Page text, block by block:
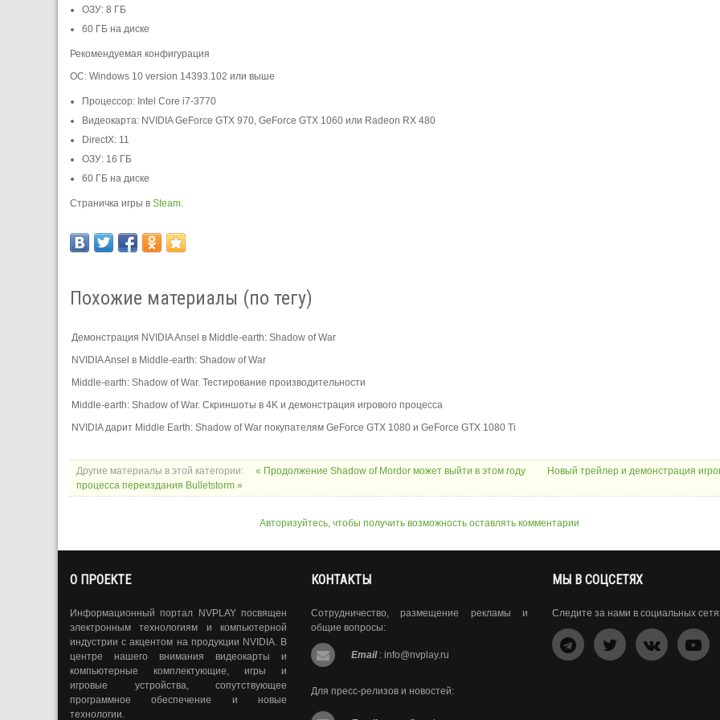
ОЗУ: 8 ГБ
60 ГБ на диске
Рекомендуемая конфигурация
ОС: Windows 10 version 14393.102 или выше
Процессор: Intel Core i7-3770
Видеокарта: NVIDIA GeForce GTX 970, GeForce GTX 1060 или Radeon RX 480
DirectX: 11
ОЗУ: 16 ГБ
60 ГБ на диске
Страничка игры в Steam.
Похожие материалы (по тегу)
Демонстрация NVIDIA Ansel в Middle-earth: Shadow of War
NVIDIA Ansel в Middle-earth: Shadow of War
Middle-earth: Shadow of War. Тестирование производительности
Middle-earth: Shadow of War. Скриншоты в 4K и демонстрация игрового процесса
NVIDIA дарит Middle Earth: Shadow of War покупателям GeForce GTX 1080 и GeForce GTX 1080 Ti
Другие материалы в этой категории: « Продолжение Shadow of Mordor может выйти в этом году
Новый трейлер и демонстрация
процесса переиздания Bulletstorm »
Авторизуйтесь, чтобы получить возможность оставлять комментарии
О ПРОЕКТЕ
Информационный портал NVPLAY посвящен
электронным технологиям и компьютерной
индустрии с акцентом на продукции NVIDIA. В
центре нашего внимания видеокарты и
компьютерные комплектующие, игры и
игровые устройства, сопутствующее
программное обеспечение и новые
технологии.
КОНТАКТЫ
Сотрудничество, размещение рекламы и
общие вопросы:
Email : info@nvplay.ru
Для пресс-релизов и новостей:
МЫ В СОЦСЕТЯХ
Следите за нами в социальных